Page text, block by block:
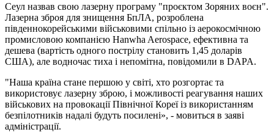
Сеул назвав свою лазерну програму "проєктом Зоряних воєн".
Лазерна зброя для знищення БпЛА, розроблена
південнокорейськими військовими спільно із аерокосмічною
промисловою компанією Hanwha Aerospace, ефективна та
дешева (вартість одного пострілу становить 1,45 доларів
США), але водночас тиха і непомітна, повідомили в DAPA.
"Наша країна стане першою у світі, хто розгортає та
використовує лазерну зброю, і можливості реагування наших
військових на провокації Північної Кореї із використанням
безпілотників надалі будуть посилені», - мовиться в заяві
адміністрації.